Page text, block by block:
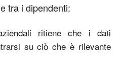
tra i dipendenti:
ritiene che i dati
su ciò che è rilevante